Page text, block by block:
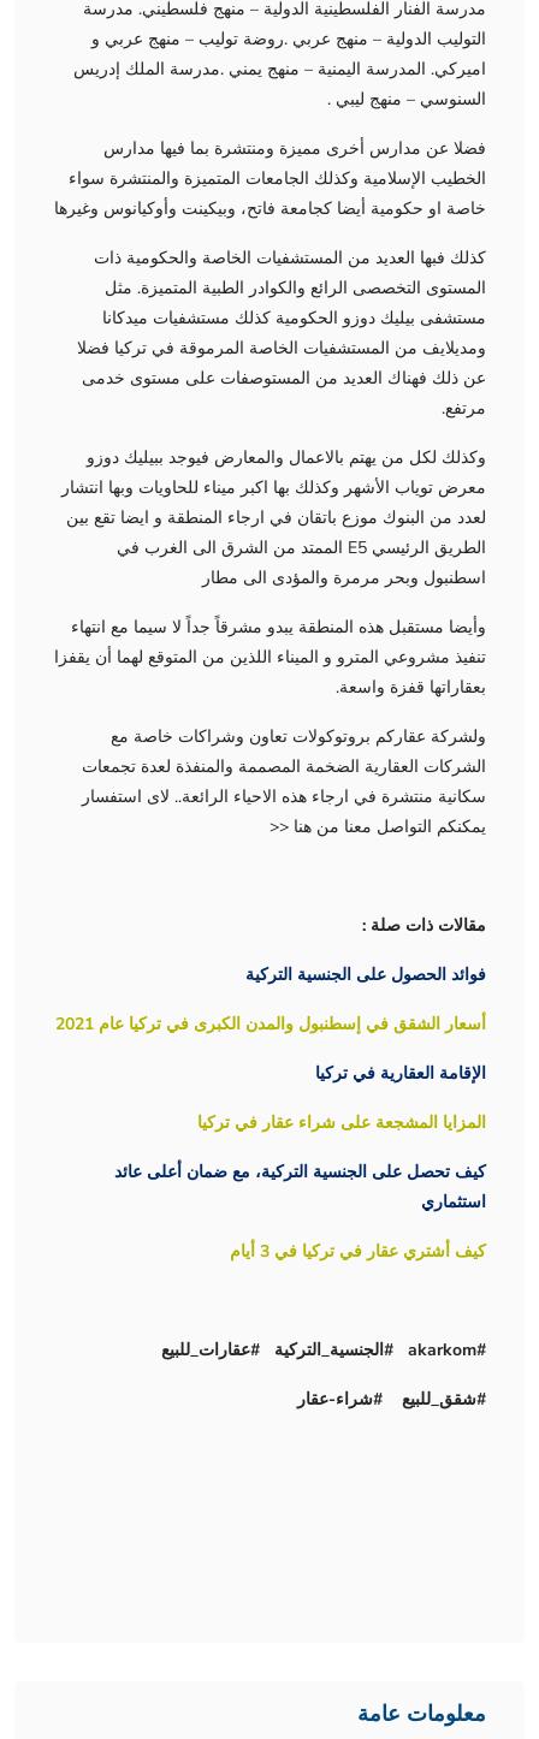
مدرسة الفنار الفلسطينية الدولية – منهج فلسطيني. مدرسة
التوليب الدولية – منهج عربي .روضة توليب – منهج عربي و
اميركي. المدرسة اليمنية – منهج يمني .مدرسة الملك إدريس
السنوسي – منهج ليبي .
فضلا عن مدارس أخرى مميزة ومنتشرة بما فيها مدارس
الخطيب الإسلامية وكذلك الجامعات المتميزة والمنتشرة سواء
خاصة او حكومية أيضا كجامعة فاتح، وبيكينت وأوكيانوس وغيرها
كذلك فبها العديد من المستشفيات الخاصة والحكومية ذات
المستوى التخصصى الرائع والكوادر الطبية المتميزة. مثل
مستشفى بيليك دوزو الحكومية كذلك مستشفيات ميدكانا
ومديلايف من المستشفيات الخاصة المرموقة في تركيا فضلا
عن ذلك فهناك العديد من المستوصفات على مستوى خدمى
مرتفع.
وكذلك لكل من يهتم بالاعمال والمعارض فيوجد ببيليك دوزو
معرض توياب الأشهر وكذلك بها اكبر ميناء للحاويات وبها انتشار
لعدد من البنوك موزع باتقان في ارجاء المنطقة و ايضا تقع بين
الطريق الرئيسي E5 الممتد من الشرق الى الغرب في
اسطنبول وبحر مرمرة والمؤدى الى مطار
وأيضا مستقبل هذه المنطقة يبدو مشرقاً جداً لا سيما مع انتهاء
تنفيذ مشروعي المترو و الميناء اللذين من المتوقع لهما أن يقفزا
بعقاراتها قفزة واسعة.
ولشركة عقاركم بروتوكولات تعاون وشراكات خاصة مع
الشركات العقارية الضخمة المصممة والمنفذة لعدة تجمعات
سكانية منتشرة في ارجاء هذه الاحياء الرائعة.. لاى استفسار
يمكنكم التواصل معنا من هنا <<
مقالات ذات صلة :
فوائد الحصول على الجنسية التركية
أسعار الشقق في إسطنبول والمدن الكبرى في تركيا عام 2021
الإقامة العقارية في تركيا
المزايا المشجعة على شراء عقار في تركيا
كيف تحصل على الجنسية التركية، مع ضمان أعلى عائد
استثماري
كيف أشتري عقار في تركيا في 3 أيام
#akarkom #الجنسية_التركية #عقارات_للبيع
#شقق_للبيع #شراء-عقار
معلومات عامة